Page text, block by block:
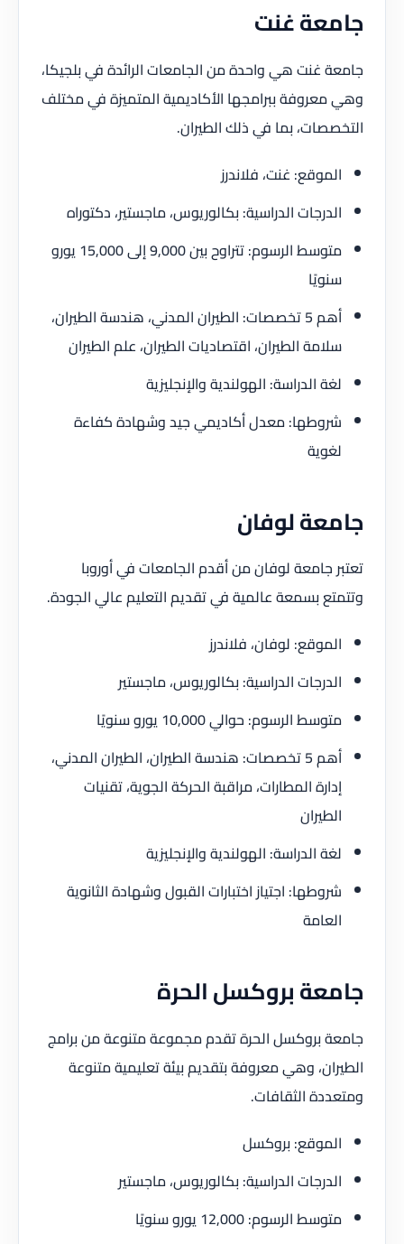
جامعة غنت
جامعة غنت هي واحدة من الجامعات الرائدة في بلجيكا،
وهي معروفة ببرامجها الأكاديمية المتميزة في مختلف
التخصصات، بما في ذلك الطيران.
الموقع: غنت، فلاندرز
الدرجات الدراسية: بكالوريوس، ماجستير، دكتوراه
متوسط الرسوم: تتراوح بين 9,000 إلى 15,000 يورو
سنويًا
أهم 5 تخصصات: الطيران المدني، هندسة الطيران،
سلامة الطيران، اقتصاديات الطيران، علم الطيران
لغة الدراسة: الهولندية والإنجليزية
شروطها: معدل أكاديمي جيد وشهادة كفاءة
لغوية
جامعة لوفان
تعتبر جامعة لوفان من أقدم الجامعات في أوروبا
وتتمتع بسمعة عالمية في تقديم التعليم عالي الجودة.
الموقع: لوفان، فلاندرز
الدرجات الدراسية: بكالوريوس، ماجستير
متوسط الرسوم: حوالي 10,000 يورو سنويًا
أهم 5 تخصصات: هندسة الطيران، الطيران المدني،
إدارة المطارات، مراقبة الحركة الجوية، تقنيات
الطيران
لغة الدراسة: الهولندية والإنجليزية
شروطها: اجتياز اختبارات القبول وشهادة الثانوية
العامة
جامعة بروكسل الحرة
جامعة بروكسل الحرة تقدم مجموعة متنوعة من برامج
الطيران، وهي معروفة بتقديم بيئة تعليمية متنوعة
ومتعددة الثقافات.
الموقع: بروكسل
الدرجات الدراسية: بكالوريوس، ماجستير
متوسط الرسوم: 12,000 يورو سنويًا